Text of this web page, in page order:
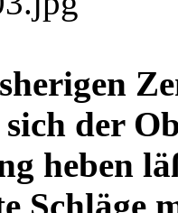
der
heben
Schläge